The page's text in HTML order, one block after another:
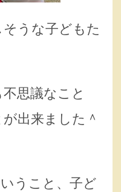
うな子どもた
思議なこと
出来ました＾
うこと、子ど